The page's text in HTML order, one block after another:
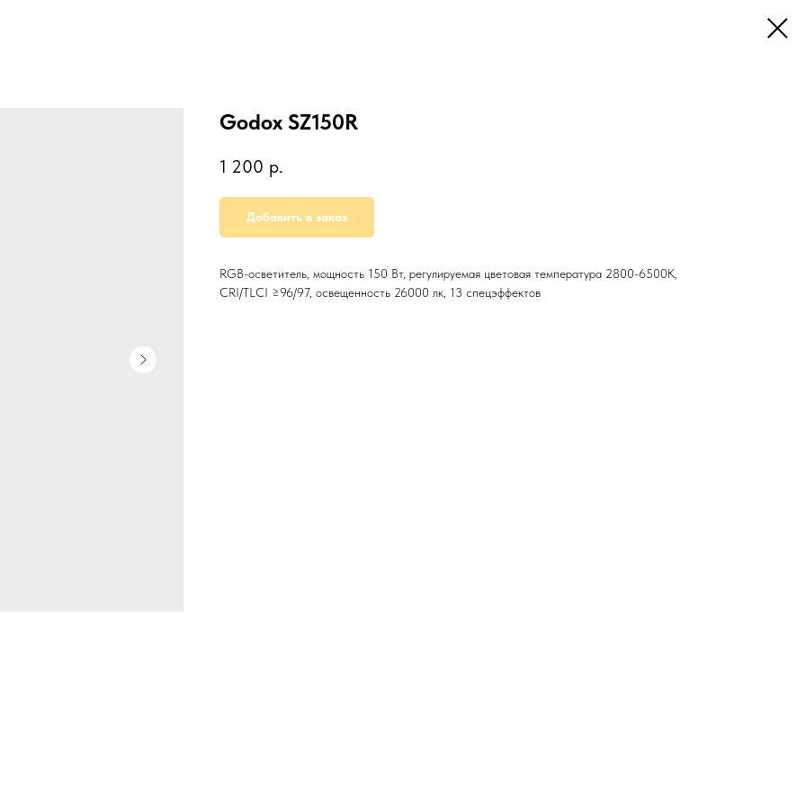
Godox SZ150R
1 200 р.
Добавить в заказ
RGB-осветитель, мощность 150 Вт, регулируемая цветовая температура 2800-6500K,
CRI/TLCI ≥96/97, освещенность 26000 лк, 13 спецэффектов